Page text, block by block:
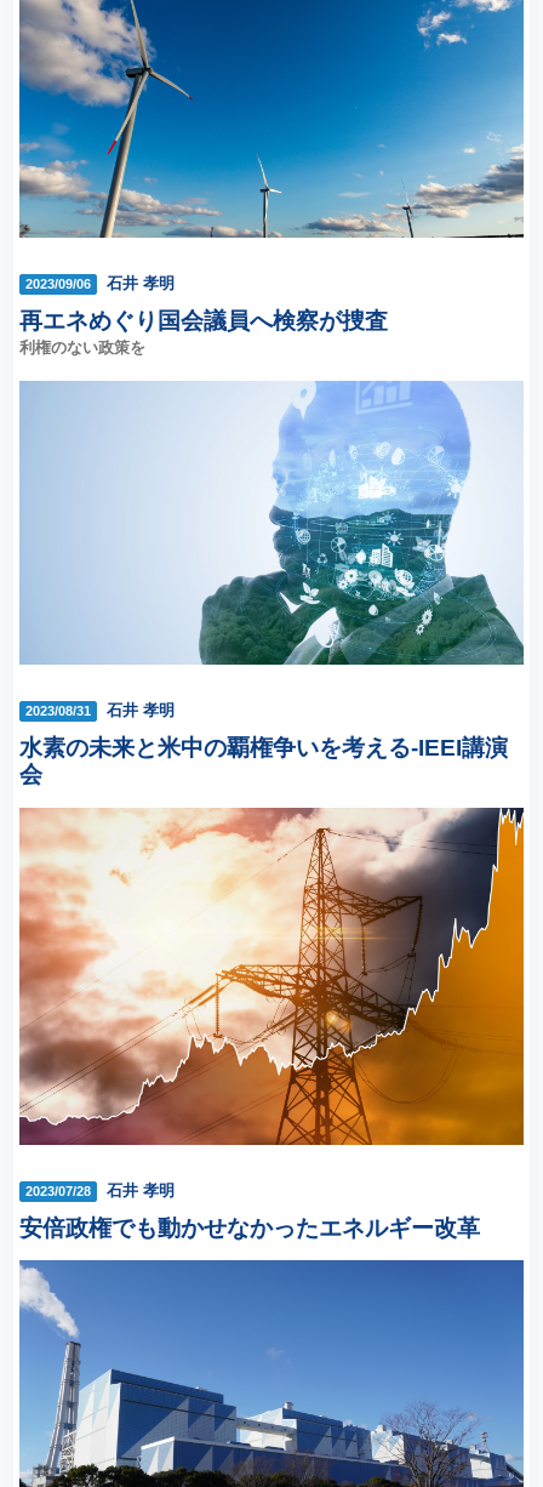
2023/09/06 石井 孝明
再エネめぐり国会議員へ検察が捜査
利権のない政策を
2023/08/31 石井 孝明
水素の未来と米中の覇権争いを考える-IEEI講演
会
2023/07/28 石井 孝明
安倍政権でも動かせなかったエネルギー改革